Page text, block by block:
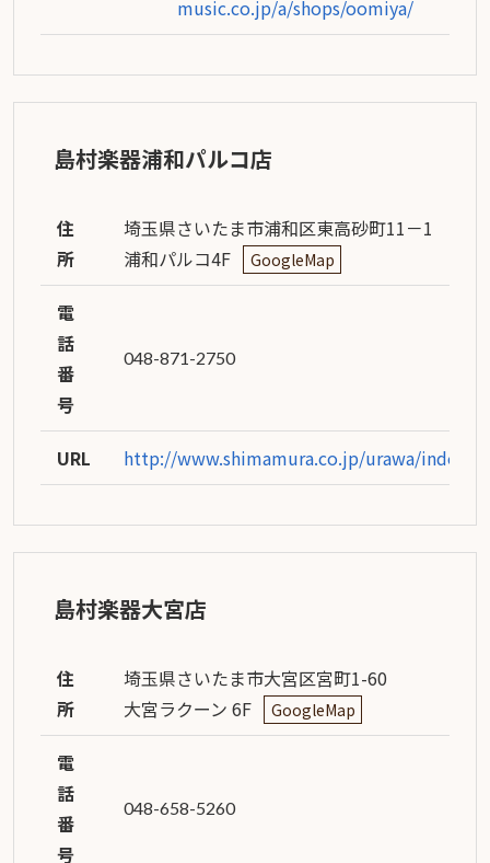
music.co.jp/a/shops/oomiya/
島村楽器浦和パルコ店
住
所
埼玉県さいたま市浦和区東高砂町11－1
浦和パルコ4F
GoogleMap
電
話
番
号
048-871-2750
URL http://www.shimamura.co.jp/urawa/
島村楽器大宮店
住
所
埼玉県さいたま市大宮区宮町1-60
大宮ラクーン 6F
GoogleMap
電
話
番
号
048-658-5260